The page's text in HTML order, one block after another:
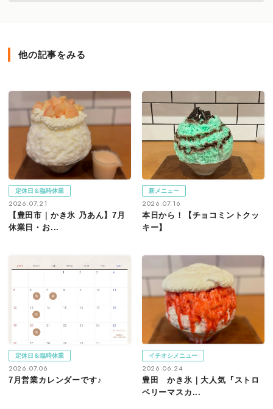
他の記事をみる
定休日＆臨時休業
2026.07.21
【豊田市｜かき氷 乃あん】7月
休業日・お...
新メニュー
2026.07.16
本日から！【チョコミントクッ
キー】
定休日＆臨時休業
2026.07.06
7月営業カレンダーです♪
イチオシメニュー
2026.06.24
豊田 かき氷｜大人気『ストロ
ベリーマスカ...